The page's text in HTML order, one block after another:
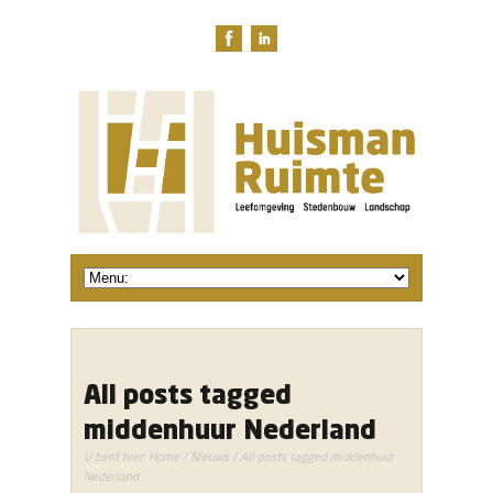
All posts tagged
middenhuur Nederland
U bent hier: Home / Nieuws/ All posts tagged middenhuur
Nederland